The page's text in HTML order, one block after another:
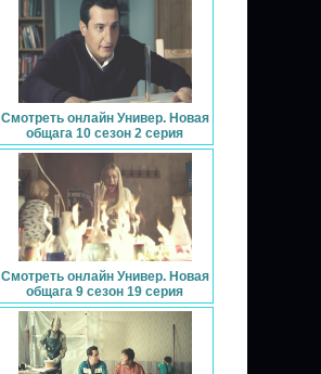
Смотреть онлайн Универ. Новая
общага 10 сезон 2 серия
Смотреть онлайн Универ. Новая
общага 9 сезон 19 серия